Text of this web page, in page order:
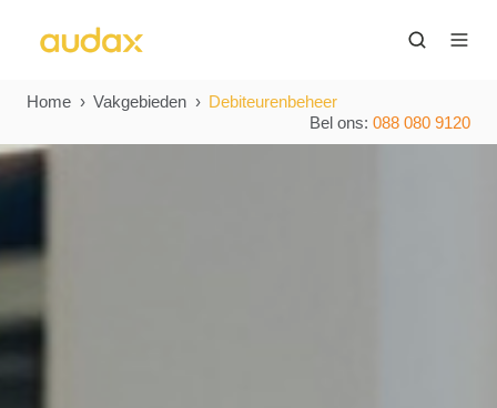
Home Vakgebieden
Debiteurenbeheer
Bel ons: 088 080 9120